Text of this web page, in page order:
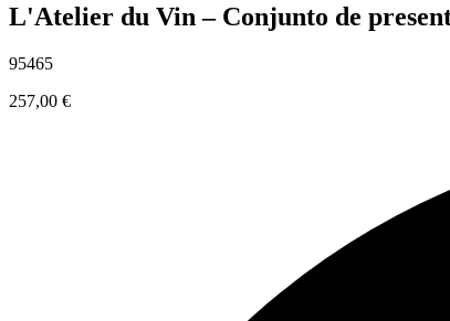
L'Atelier du Vin – Conjunto de
95465
257,00 €